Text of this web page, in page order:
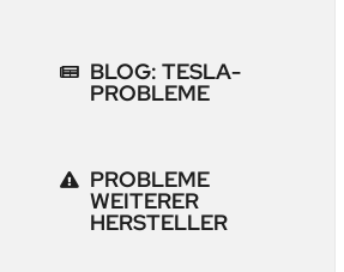
BLOG: TESLA-
PROBLEME
PROBLEME
WEITERER
HERSTELLER